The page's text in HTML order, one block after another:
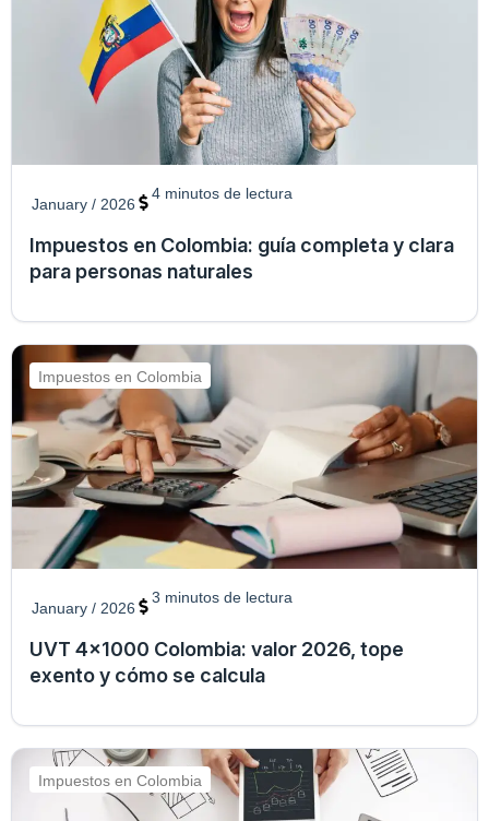
January / 2026
4 minutos de lectura
Impuestos en Colombia: guía completa y clara
para personas naturales
Impuestos en Colombia
January / 2026
3 minutos de lectura
UVT 4x1000 Colombia: valor 2026, tope
exento y cómo se calcula
Impuestos en Colombia